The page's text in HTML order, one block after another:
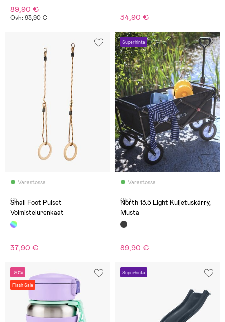
89,90 €
Ovh: 93,90 € 34,90 €
Varastossa
(1)
Small Foot Puiset
Voimistelurenkaat
37,90 €
Superhinta
Varastossa
(84)
North 13.5 Light Kuljetuskärry,
Musta
89,90 €
-20%
Flash Sale
Superhinta